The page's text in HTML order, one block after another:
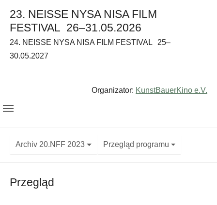
23. NEISSE NYSA NISA FILM
FESTIVAL 26–31.05.2026
24. NEISSE NYSA NISA FILM FESTIVAL
25–
30.05.2027
Organizator: KunstBauerKino e.V.
Archiv 20.NFF 2023 Przegląd programu
Przegląd